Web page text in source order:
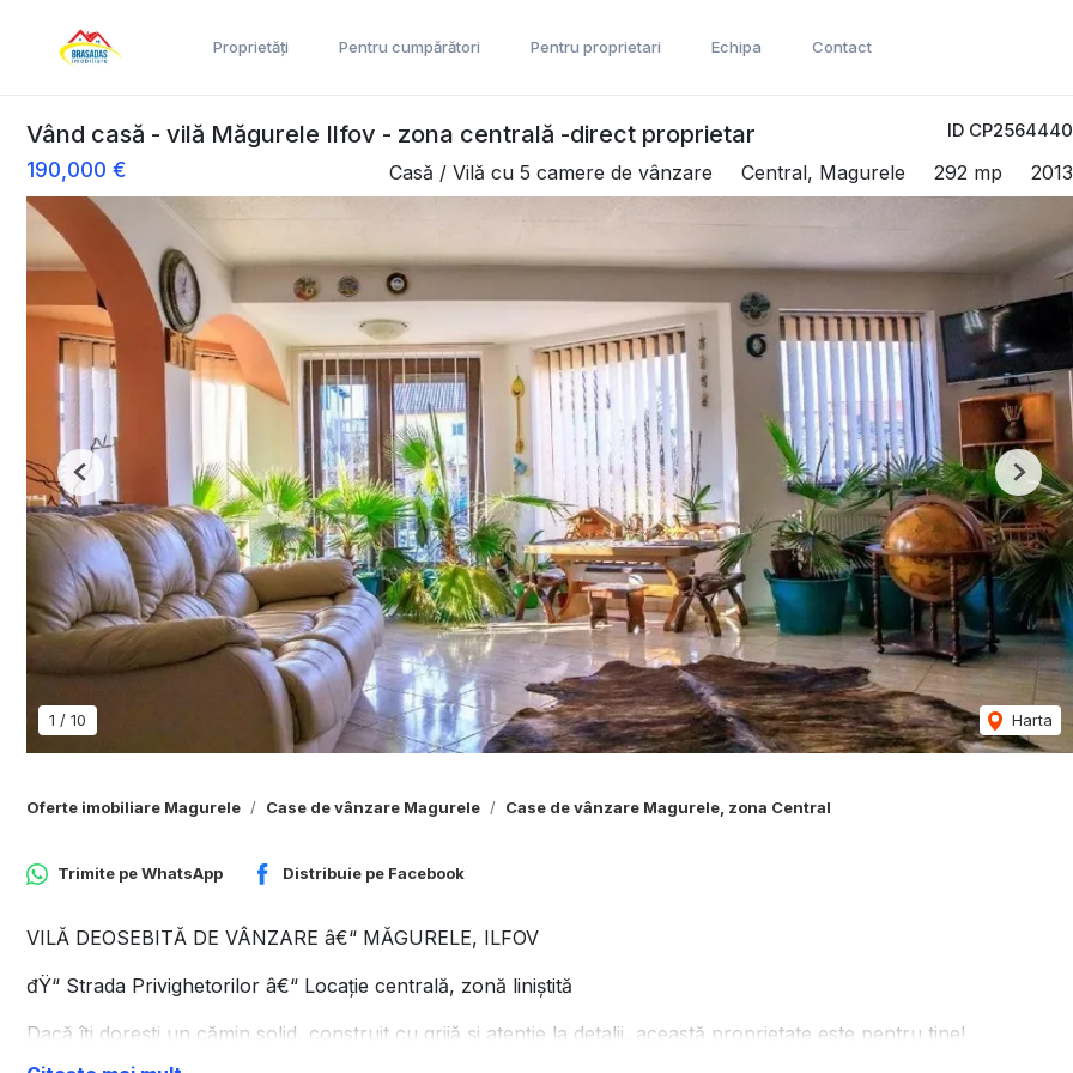
Proprietăți Pentru cumpărători Pentru proprietari Echipa Contact
ID CP2564440
Vând casă - vilă Măgurele Ilfov - zona centrală -direct proprietar
190,000 € Casă / Vilă cu 5 camere de vânzare Central, Magurele 292 mp 2013
1 / 10 Harta
Previous Next
Oferte imobiliare Magurele Case de vânzare Magurele Case de vânzare Magurele, zona Central
Trimite peWhatsApp Distribuie pe Facebook
VILĂ DEOSEBITĂ DE VÂNZARE â€“ MĂGURELE, ILFOV
đŸ“ Strada Privighetorilor â€“ Locaţie centrală, zonă liniştită
Dacă îţi doreşti un cămin solid, construit cu grijă şi atenţie la detalii, această proprietate este pentru tine!